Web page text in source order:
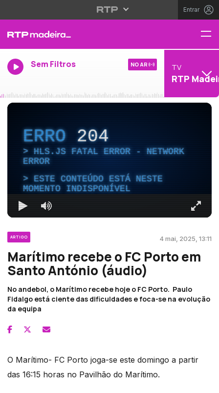
Entrar
Sem Filtros NO AR TV
RTP
ERRO204
HLS.JS FATAL ERROR - NETWORK
ERROR
ESTE CONTEÚDO ESTÁ NESTE
MOMENTO INDISPONÍVEL
ARTIGO 4 mai, 2025, 13:11
Marítimo recebe o FC Porto em
Santo António (áudio)
No andebol, o Marítimo recebe hoje o FC Porto. Paulo
Fidalgo está ciente das dificuldades e foca-se na evolução
da equipa
O Marítimo- FC Porto joga-se este domingo a partir
das 16:15 horas no Pavilhão do Marítimo.